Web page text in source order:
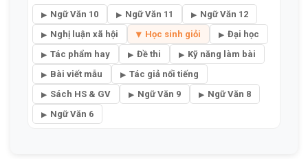
DANH MỤC
Ngữ Văn 10 Ngữ Văn 11
Ngữ Văn 12
Nghị luận xã hội
Học sinh giỏi
Tác phẩm hay
Đề thi
Kỹ năng làm bài
Bài viết mẫu